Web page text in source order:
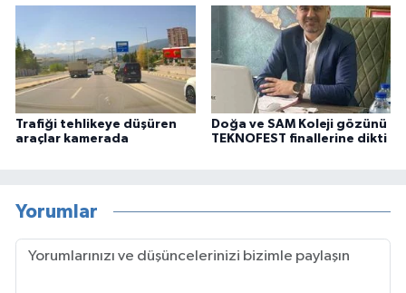
Trafiği tehlikeye düşüren
araçlar kamerada
Doğa ve SAM Koleji gözünü
TEKNOFEST finallerine dikti
Yorumlar